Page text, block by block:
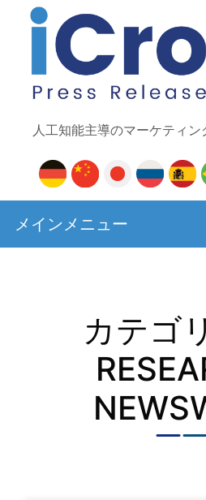
人工知能主導のマーケティ
メインメニュー
カテゴ